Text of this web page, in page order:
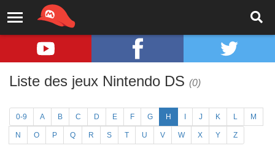
Liste des jeux Nintendo DS (0)
0-9 A B C D E F G H J K L M
N O P Q R S T U V W X Y Z